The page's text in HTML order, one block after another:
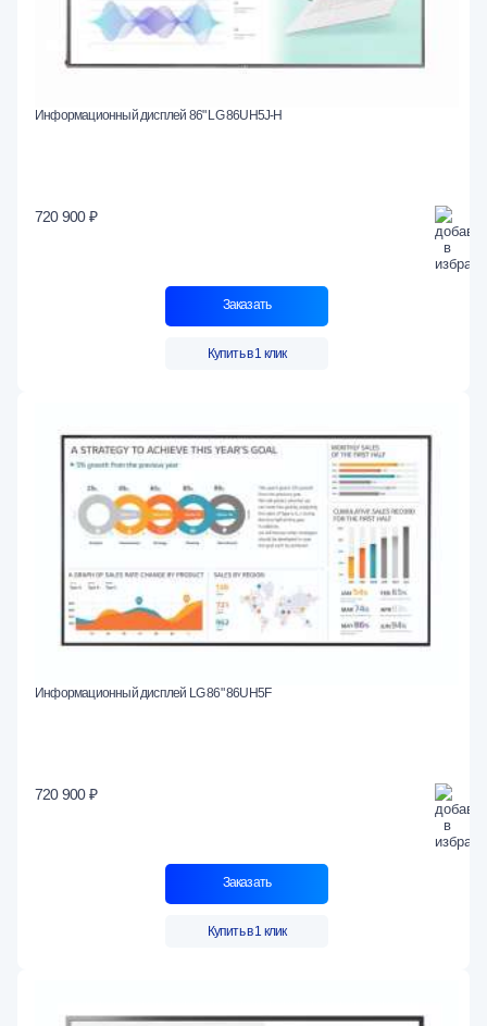
Информационный дисплей 86" LG 86UH5J-H
720 900 ₽
Заказать
Купить в 1 клик
Информационный дисплей LG 86" 86UH5F
720 900 ₽
Заказать
Купить в 1 клик